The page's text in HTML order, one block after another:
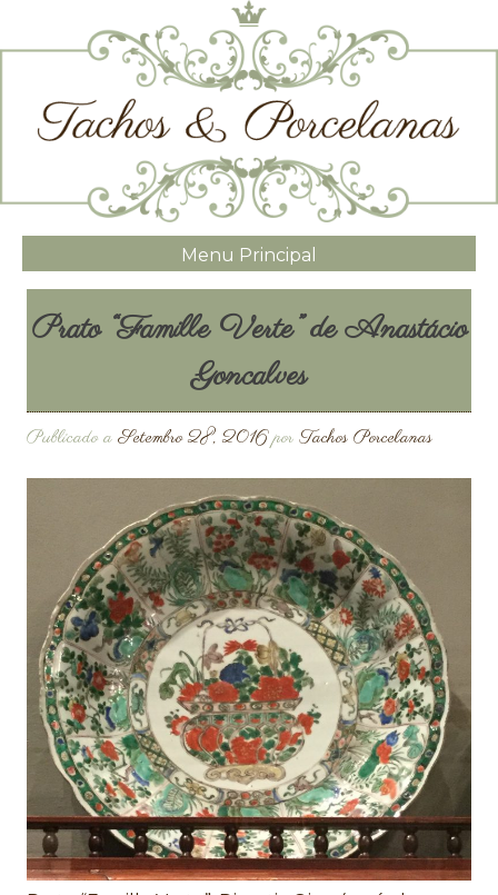
Menu Principal
Prato “Famille Verte” de Anastácio
Goncalves
Publicado a Setembro 28, 2016por Tachos Porcelanas